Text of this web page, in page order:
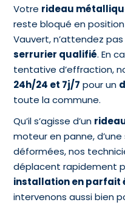
Votre rideau
reste bloqué en
Vauvert, n’attendez
serrurier qualifié. En
tentative d’effraction,
24h/24 et 7j/7 pour un
toute la commune.
Qu’il s’agisse d’un
moteur en panne,
déformées, nos
déplacent rapidement
installation en parfait
intervenons aussi bien